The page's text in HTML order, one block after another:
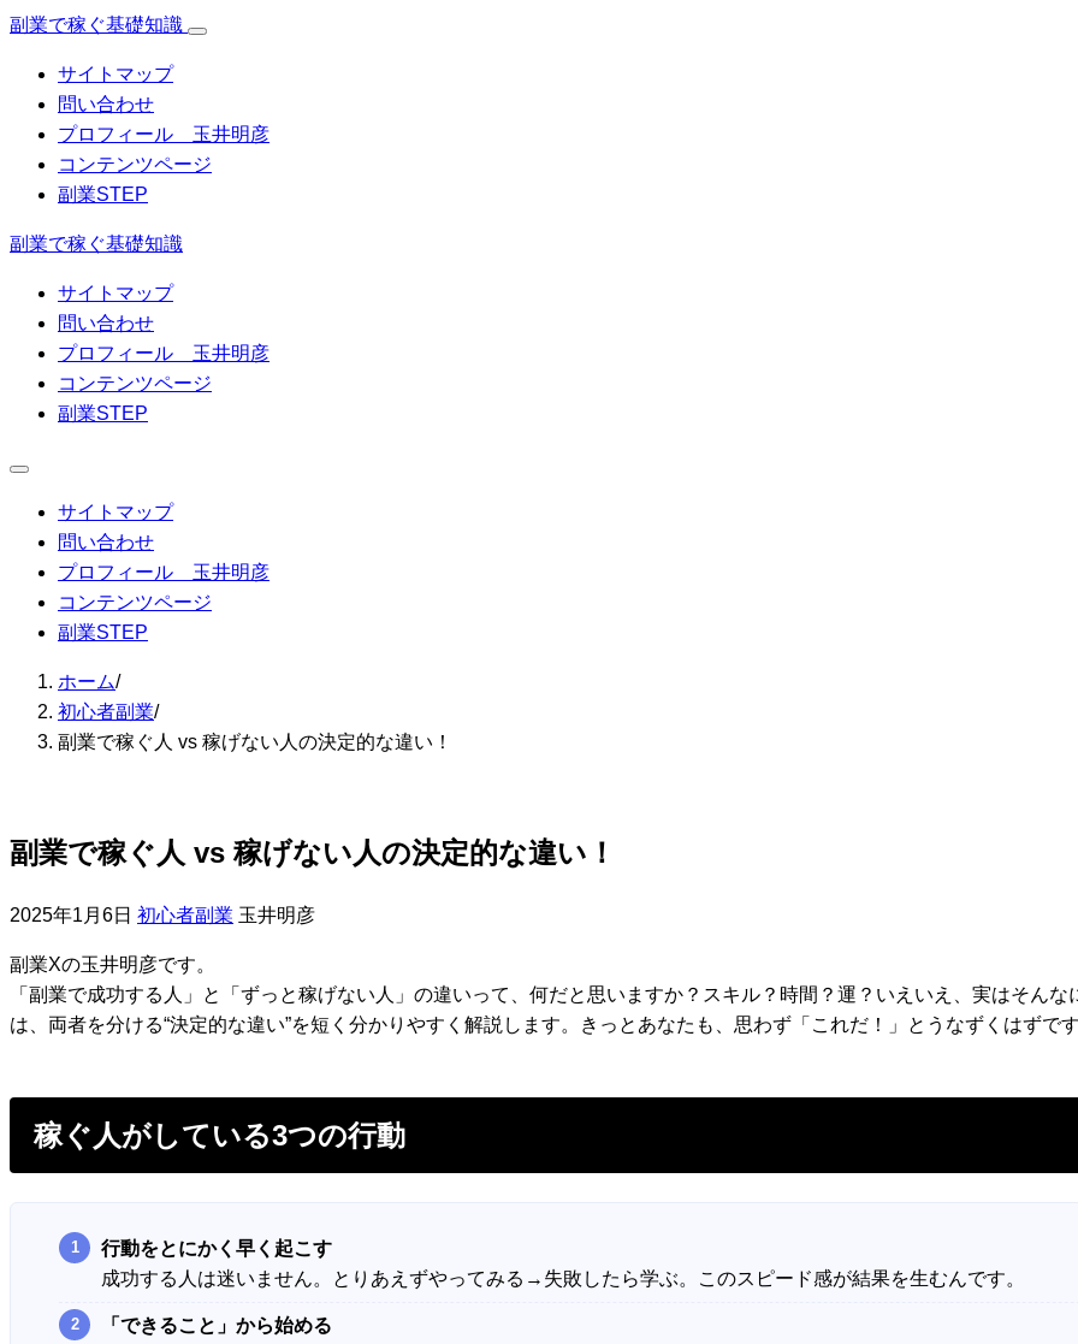
副業で稼ぐ基礎知識
サイトマップ
問い合わせ
プロフィール 玉井明彦
コンテンツページ
副業STEP
副業で稼ぐ基礎知識
サイトマップ
問い合わせ
プロフィール 玉井明彦
コンテンツページ
副業STEP
サイトマップ
問い合わせ
プロフィール 玉井明彦
コンテンツページ
副業STEP
ホーム/
初心者副業/
副業で稼ぐ人 vs 稼げない人の決定的な違い！
副業で稼ぐ人 vs 稼げない人の決定的な違い！
2025年1月6日 初心者副業 玉井明彦
副業Xの玉井明彦です。
「副業で成功する人」と「ずっと稼げない人」の違いって、何だと思いますか？スキル？時間？運？いえいえ、実はそん
は、両者を分ける“決定的な違い”を短く分かりやすく解説します。きっとあなたも、思わず「これだ！」とうなずくはずで
稼ぐ人がしている3つの行動
行動をとにかく早く起こす
成功する人は迷いません。とりあえずやってみる→失敗したら学ぶ。このスピード感が結果を生むんです。
「できること」から始める